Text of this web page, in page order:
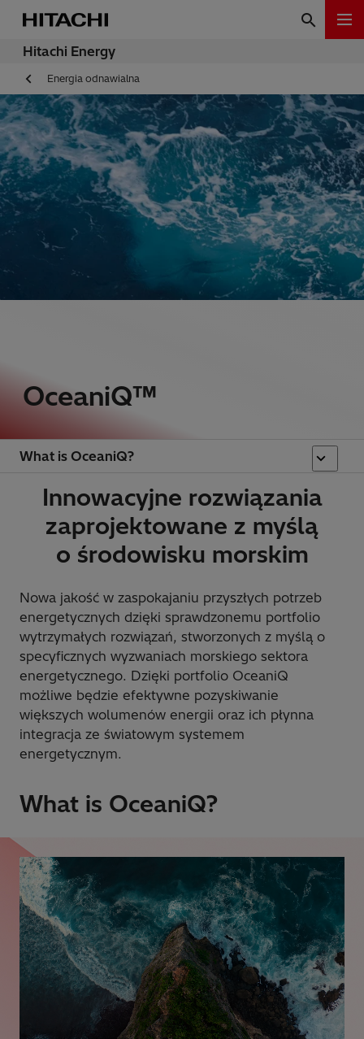
Hitachi Energy
Energia odnawialna
OceaniQ™
What is OceaniQ?
Innowacyjne rozwiązania
zaprojektowane z myślą
o środowisku morskim
Nowa jakość w zaspokajaniu przyszłych potrzeb
energetycznych dzięki sprawdzonemu portfolio
wytrzymałych rozwiązań, stworzonych z myślą o
specyficznych wyzwaniach morskiego sektora
energetycznego. Dzięki portfolio OceaniQ
możliwe będzie efektywne pozyskiwanie
większych wolumenów energii oraz ich płynna
integracja ze światowym systemem
energetycznym.
What is OceaniQ?